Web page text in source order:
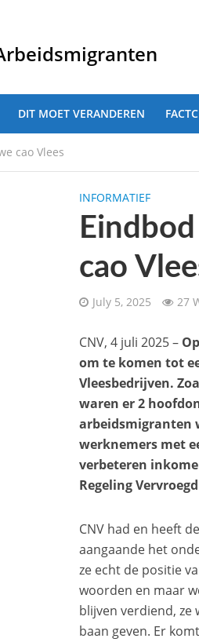
DIT MOET VERANDEREN
cao Vlees
INFORMATIEF
cao
July 5, 2025 27
CNV, 4 juli 2025 –
om te komen tot
Vleesbedrijven.
waren er 2
arbeidsmigranten
werknemers met
verbeteren
Regeling
CNV had en heeft
aangaande het
ze echt de positie
woorden en maar
blijven verdiend,
baan geven. Er